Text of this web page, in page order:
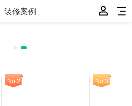
装修案例
No.2 No.3